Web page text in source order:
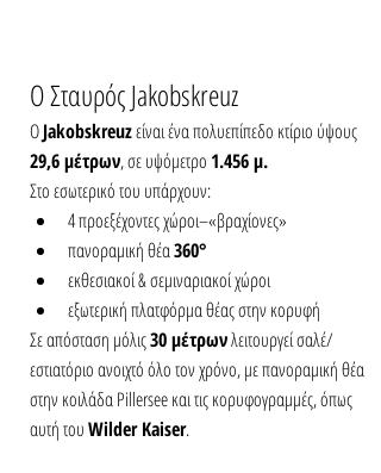
Ο Σταυρός Jakobskreuz
Ο Jakobskreuz είναι ένα πολυεπίπεδο κτίριο ύψους
29,6 μέτρων, σε υψόμετρο 1.456 μ.
Στο εσωτερικό του υπάρχουν:
4 προεξέχοντες χώροι–«βραχίονες»
πανοραμική θέα 360°
εκθεσιακοί & σεμιναριακοί χώροι
εξωτερική πλατφόρμα θέας στην κορυφή
Σε απόσταση μόλις 30 μέτρων λειτουργεί σαλέ/
εστιατόριο ανοιχτό όλο τον χρόνο, με πανοραμική θέα
στην κοιλάδα Pillersee και τις κορυφογραμμές, όπως
αυτή του Wilder Kaiser.